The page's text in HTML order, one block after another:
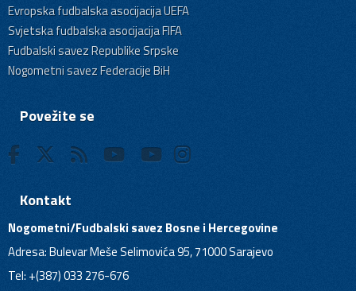
Evropska fudbalska asocijacija UEFA
Svjetska fudbalska asocijacija FIFA
Fudbalski savez Republike Srpske
Nogometni savez Federacije BiH
Povežite se
Kontakt
Nogometni/Fudbalski savez Bosne i Hercegovine
Adresa: Bulevar Meše Selimovića 95, 71000 Sarajevo
Tel: +(387) 033 276-676